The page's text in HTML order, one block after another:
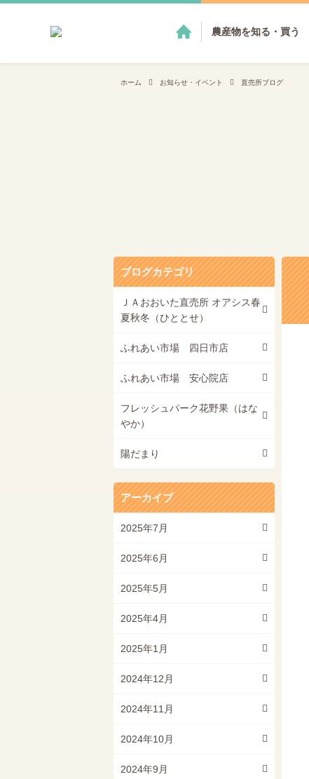
農産物を知る・買う
ホーム お知らせ・イベント 直売所ブログ
ブログカテゴリ
ＪＡおおいた直売所 オアシス春
夏秋冬（ひととせ）
ふれあい市場 四日市店
ふれあい市場 安心院店
フレッシュパーク花野果（はな
やか）
陽だまり
アーカイブ
2025年7月
2025年6月
2025年5月
2025年4月
2025年1月
2024年12月
2024年11月
2024年10月
2024年9月